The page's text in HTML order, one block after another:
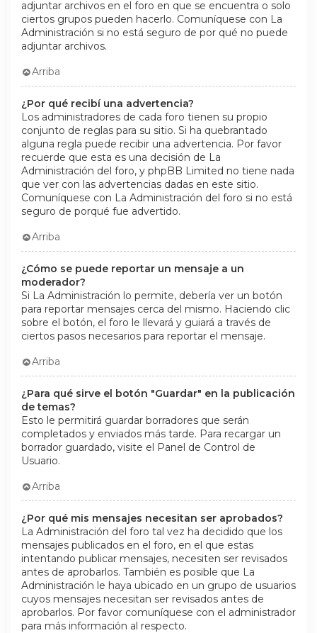
adjuntar archivos en el foro en que se encuentra o solo
ciertos grupos pueden hacerlo. Comuníquese con La
Administración si no está seguro de por qué no puede
adjuntar archivos.
Arriba
¿Por qué recibí una advertencia?
Los administradores de cada foro tienen su propio
conjunto de reglas para su sitio. Si ha quebrantado
alguna regla puede recibir una advertencia. Por favor
recuerde que esta es una decisión de La
Administración del foro, y phpBB Limited no tiene nada
que ver con las advertencias dadas en este sitio.
Comuníquese con La Administración del foro si no está
seguro de porqué fue advertido.
Arriba
¿Cómo se puede reportar un mensaje a un
moderador?
Si La Administración lo permite, debería ver un botón
para reportar mensajes cerca del mismo. Haciendo clic
sobre el botón, el foro le llevará y guiará a través de
ciertos pasos necesarios para reportar el mensaje.
Arriba
¿Para qué sirve el botón "Guardar" en la publicación
de temas?
Esto le permitirá guardar borradores que serán
completados y enviados más tarde. Para recargar un
borrador guardado, visite el Panel de Control de
Usuario.
Arriba
¿Por qué mis mensajes necesitan ser aprobados?
La Administración del foro tal vez ha decidido que los
mensajes publicados en el foro, en el que estas
intentando publicar mensajes, necesiten ser revisados
antes de aprobarlos. También es posible que La
Administración le haya ubicado en un grupo de usuarios
cuyos mensajes necesitan ser revisados antes de
aprobarlos. Por favor comuníquese con el administrador
para más información al respecto.